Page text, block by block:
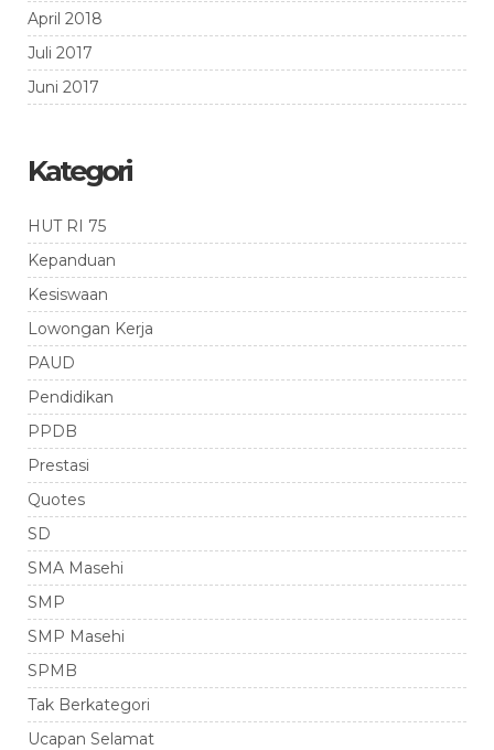
April 2018
Juli 2017
Juni 2017
Kategori
HUT RI 75
Kepanduan
Kesiswaan
Lowongan Kerja
PAUD
Pendidikan
PPDB
Prestasi
Quotes
SD
SMA Masehi
SMP
SMP Masehi
SPMB
Tak Berkategori
Ucapan Selamat